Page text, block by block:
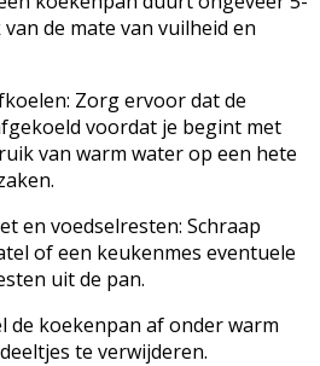
de mate van vuilheid en
Zorg ervoor dat de
voordat je begint met
van warm water op een hete
en voedselresten: Schraap
of een keukenmes eventuele
uit de pan.
de koekenpan af onder warm
te verwijderen.